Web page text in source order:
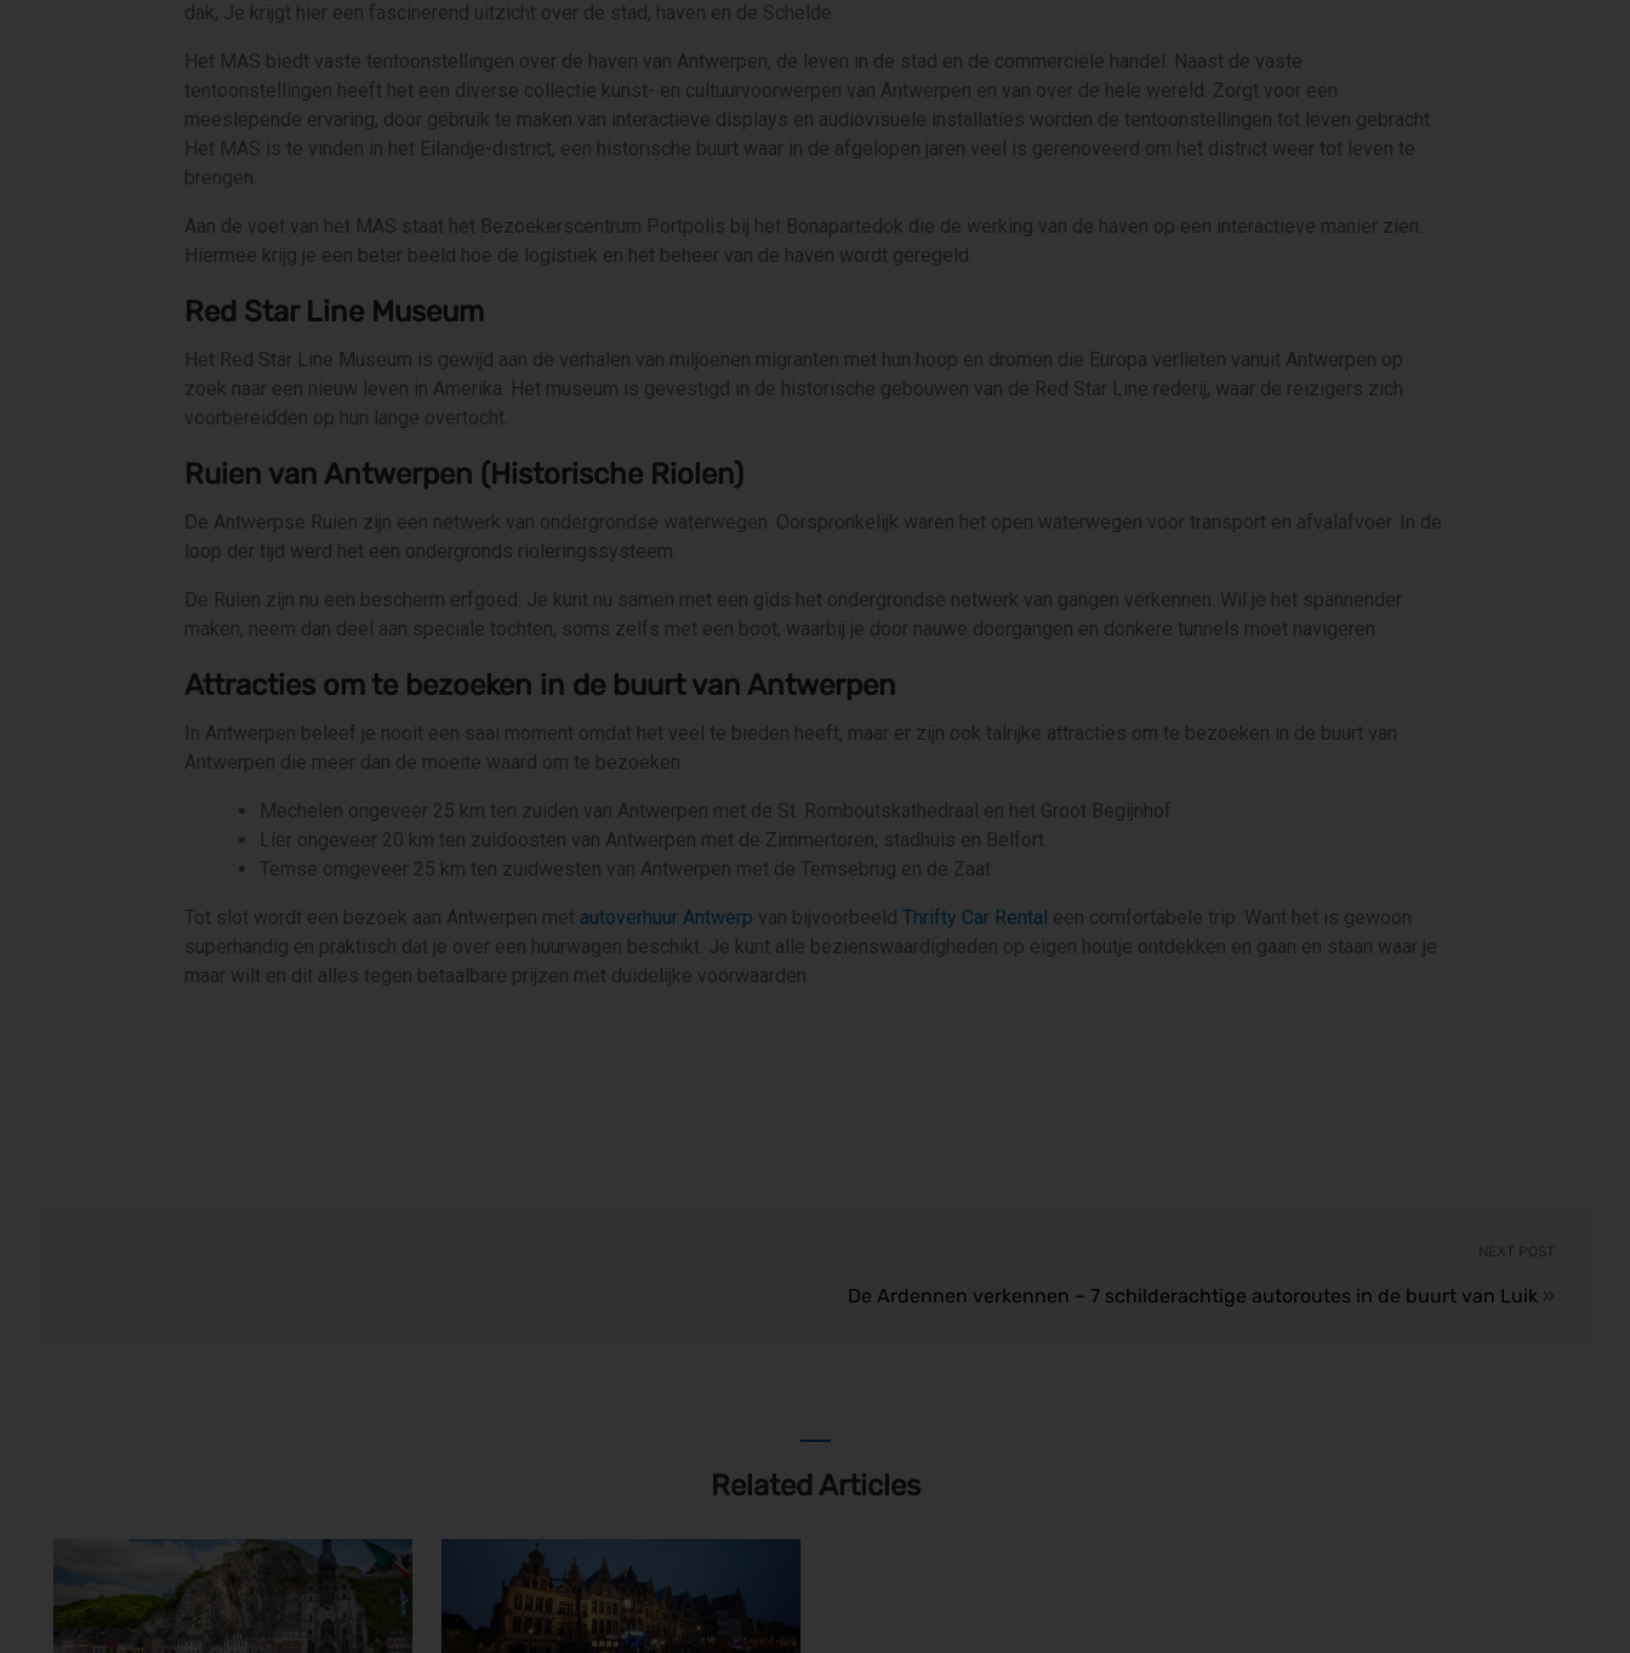
dak, Je krijgt hier een fascinerend uitzicht over de stad, haven en de Schelde.
Het MAS biedt vaste tentoonstellingen over de haven van Antwerpen, de leven in de stad en de commerciële handel. Naast de vaste
tentoonstellingen heeft het een diverse collectie kunst- en cultuurvoorwerpen van Antwerpen en van over de hele wereld. Zorgt voor een
meeslepende ervaring, door gebruik te maken van interactieve displays en audiovisuele installaties worden de tentoonstellingen tot leven gebracht.
Het MAS is te vinden in het Eilandje-district, een historische buurt waar in de afgelopen jaren veel is gerenoveerd om het district weer tot leven te
brengen.
Aan de voet van het MAS staat het Bezoekerscentrum Portpolis bij het Bonapartedok die de werking van de haven op een interactieve manier zien.
Hiermee krijg je een beter beeld hoe de logistiek en het beheer van de haven wordt geregeld.
Red Star Line Museum
Het Red Star Line Museum is gewijd aan de verhalen van miljoenen migranten met hun hoop en dromen die Europa verlieten vanuit Antwerpen op
zoek naar een nieuw leven in Amerika. Het museum is gevestigd in de historische gebouwen van de Red Star Line rederij, waar de reizigers zich
voorbereidden op hun lange overtocht.
Ruien van Antwerpen (Historische Riolen)
De Antwerpse Ruien zijn een netwerk van ondergrondse waterwegen. Oorspronkelijk waren het open waterwegen voor transport en afvalafvoer. In de
loop der tijd werd het een ondergronds rioleringssysteem.
De Ruien zijn nu een bescherm erfgoed. Je kunt nu samen met een gids het ondergrondse netwerk van gangen verkennen. Wil je het spannender
maken, neem dan deel aan speciale tochten, soms zelfs met een boot, waarbij je door nauwe doorgangen en donkere tunnels moet navigeren.
Attracties om te bezoeken in de buurt van Antwerpen
In Antwerpen beleef je nooit een saai moment omdat het veel te bieden heeft, maar er zijn ook talrijke attracties om te bezoeken in de buurt van
Antwerpen die meer dan de moeite waard om te bezoeken:
Mechelen ongeveer 25 km ten zuiden van Antwerpen met de St. Romboutskathedraal en het Groot Begijnhof
Lier ongeveer 20 km ten zuidoosten van Antwerpen met de Zimmertoren, stadhuis en Belfort
Temse omgeveer 25 km ten zuidwesten van Antwerpen met de Temsebrug en de Zaat
Tot slot wordt een bezoek aan Antwerpen met autoverhuur Antwerp van bijvoorbeeld Thrifty Car Rental een comfortabele trip. Want het is gewoon
superhandig en praktisch dat je over een huurwagen beschikt. Je kunt alle bezienswaardigheden op eigen houtje ontdekken en gaan en staan waar je
maar wilt en dit alles tegen betaalbare prijzen met duidelijke voorwaarden.
NEXT POST
De Ardennen verkennen – 7 schilderachtige autoroutes in de buurt van Luik »
Related Articles